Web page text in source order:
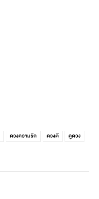
ดวงความรัก ดวงดี
ดูดวง